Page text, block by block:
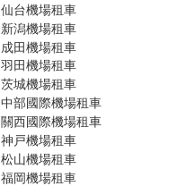
仙台機場租車
新潟機場租車
成田機場租車
羽田機場租車
茨城機場租車
中部國際機場租車
關西國際機場租車
神戸機場租車
松山機場租車
福岡機場租車